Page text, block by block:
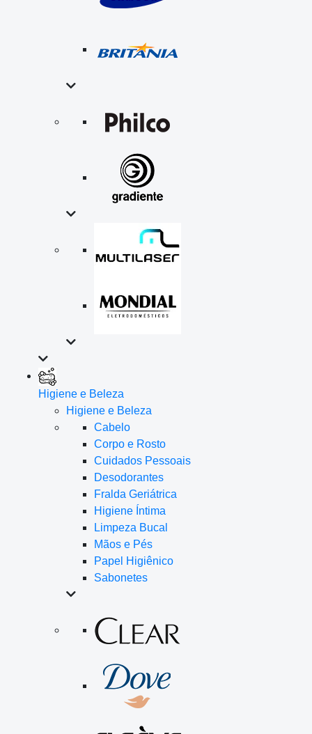
Higiene e Beleza
Higiene e Beleza
Cabelo
Corpo e Rosto
Cuidados Pessoais
Desodorantes
Fralda Geriátrica
Higiene Íntima
Limpeza Bucal
Mãos e Pés
Papel Higiênico
Sabonetes